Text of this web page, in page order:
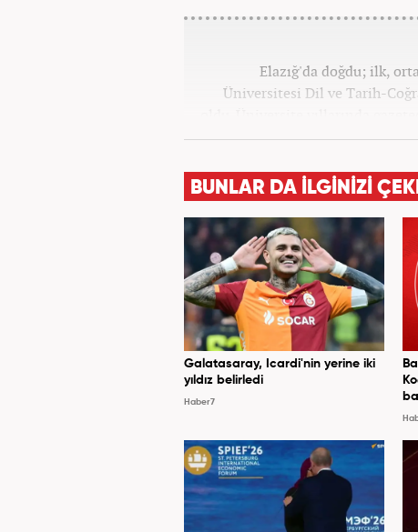
Elazığ'da doğdu; ilk,
Üniversitesi Dil ve Tarih-
oldu. Üniversite yıllarında
olarak Kanal 7'de başladı;
BUNLAR DA İLGİNİZİ
Galatasaray, Icardi'nin yerine iki
yıldız belirledi
Haber7